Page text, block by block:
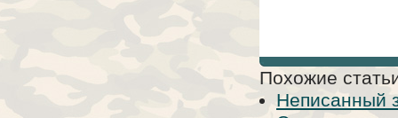
Похожие
Неписанный